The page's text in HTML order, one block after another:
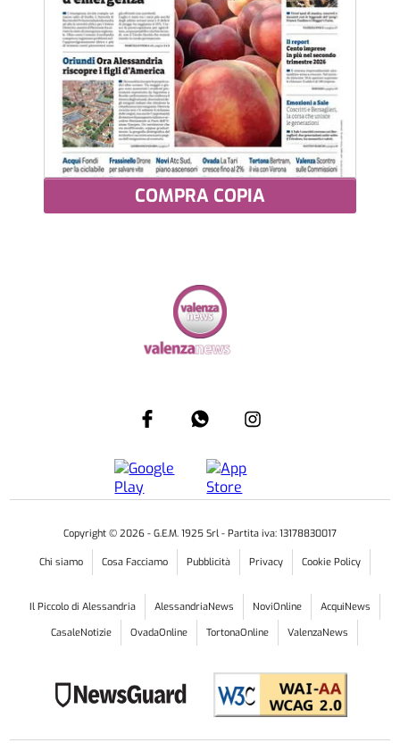
COMPRA COPIA
Copyright © 2026 - G.E.M. 1925 Srl - Partita iva: 13178830017
Chi siamo Cosa Facciamo Pubblicità Privacy Cookie Policy
Il Piccolo di Alessandria AlessandriaNews NoviOnline
AcquiNews
CasaleNotizie
OvadaOnline TortonaOnline ValenzaNews